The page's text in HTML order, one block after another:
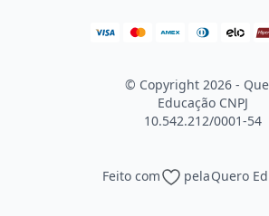
Continuar
© Copyright 2026 -
Educação CNPJ
10.542.212/0001-54
Feito com pelaQuero